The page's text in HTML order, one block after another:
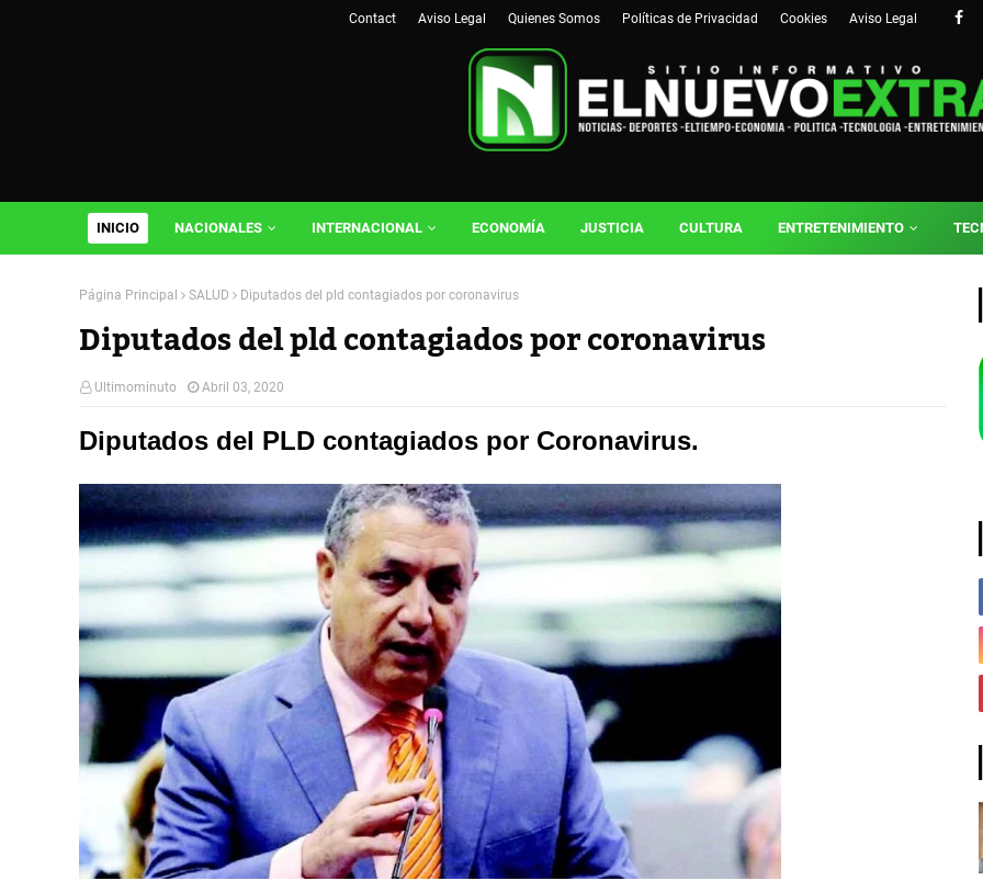
Contact Aviso Legal Quienes Somos Políticas de Privacidad Cookies Aviso Legal
INICIO NACIONALES INTERNACIONAL ECONOMÍA JUSTICIA CULTURA ENTRETENIMIENTO
Página Principal SALUD Diputados del pld contagiados por coronavirus
Diputados del pld contagiados por coronavirus
Ultimominuto Abril 03, 2020
Diputados del PLD contagiados por Coronavirus.